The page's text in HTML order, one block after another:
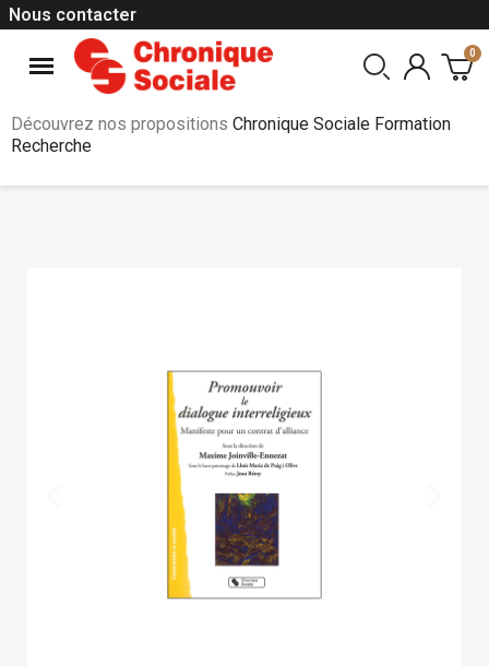
Nous contacter
Découvrez nos propositions Chronique Sociale Formation
Recherche